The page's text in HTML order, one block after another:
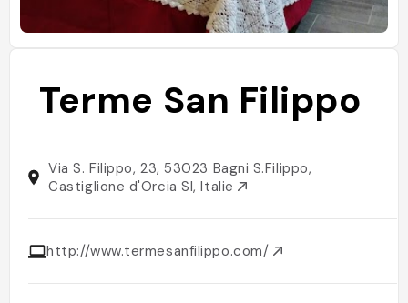
Terme San Filippo
Via S. Filippo, 23, 53023 Bagni S.Filippo,
Castiglione d'Orcia SI, Italie
http://www.termesanfilippo.com/